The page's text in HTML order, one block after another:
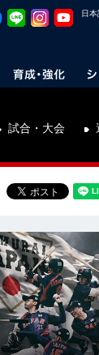
日本
試合・大会